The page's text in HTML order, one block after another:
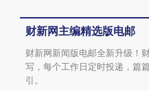
财新网主编精选版电邮
财新网新闻版电邮全新升级！
写，每个工作日定时投递，篇
引。